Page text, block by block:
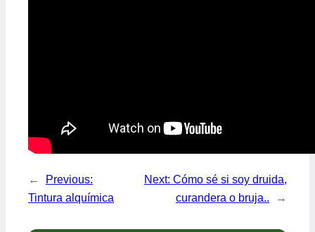
←
Previous:
Tintura alquímica
Next: Cómo sé si soy druida,
curandera o bruja..
→